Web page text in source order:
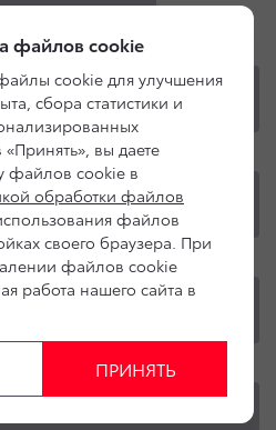
файлов cookie
cookie для улучшения
сбора статистики и
вы даете
файлов cookie в
обработки файлов
файлов
своего браузера. При
файлов cookie
работа нашего сайта в
ПРИНЯТЬ